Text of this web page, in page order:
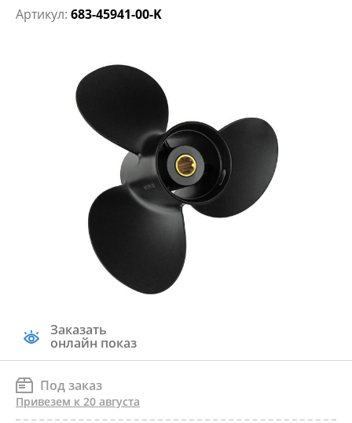
Артикул: 683-45941-00-K
Заказать
онлайн показ
Под заказ
Привезем к 20 августа